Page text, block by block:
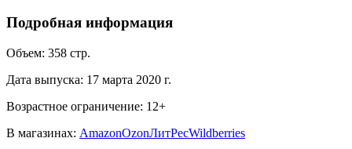
Подробная информация
Объем: 358 стр.
Дата выпуска: 17 марта 2020 г.
Возрастное ограничение: 12+
В магазинах: AmazonOzonЛитРесWildberries